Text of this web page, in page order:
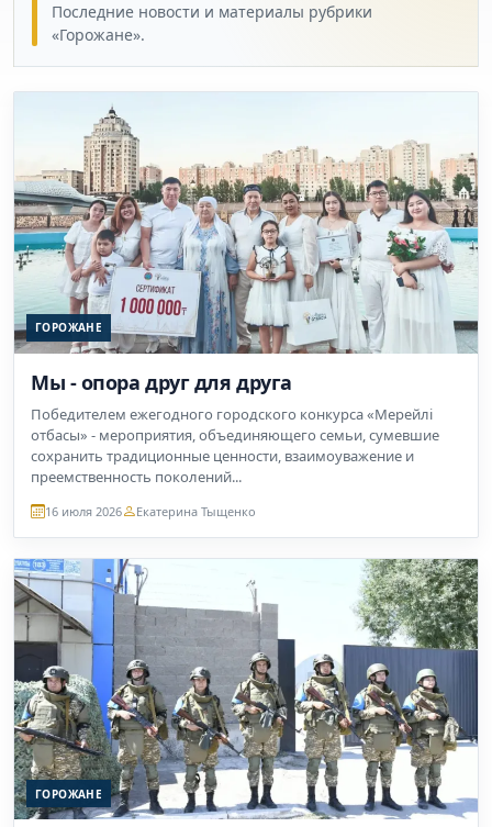
Последние новости и материалы рубрики
«Горожане».
ГОРОЖАНЕ
Мы - опора друг для друга
Победителем ежегодного городского конкурса «Мерейлі
отбасы» - мероприятия, объединяющего семьи, сумевшие
сохранить традиционные ценности, взаимоуважение и
преемственность поколений...
16 июля 2026 Екатерина Тыщенко
ГОРОЖАНЕ